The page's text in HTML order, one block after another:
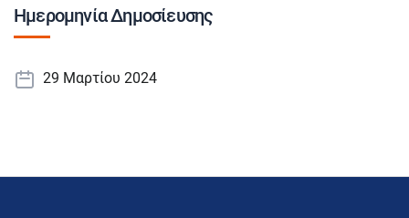
Ημερομηνία Δημοσίευσης
29 Μαρτίου 2024